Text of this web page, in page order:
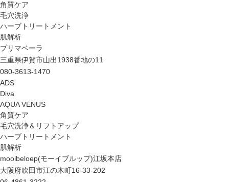
角質ケア
毛穴洗浄
ハーブトリートメント
肌解析
プリマベーラ
三重県伊賀市山出1938番地の11
080-3613-1470
ADS
Diva
AQUA VENUS
角質ケア
毛穴洗浄＆リフトアップ
ハーブトリートメント
肌解析
mooibeloep(モーイブルップ)江坂本店
大阪府吹田市江の木町16-33-202